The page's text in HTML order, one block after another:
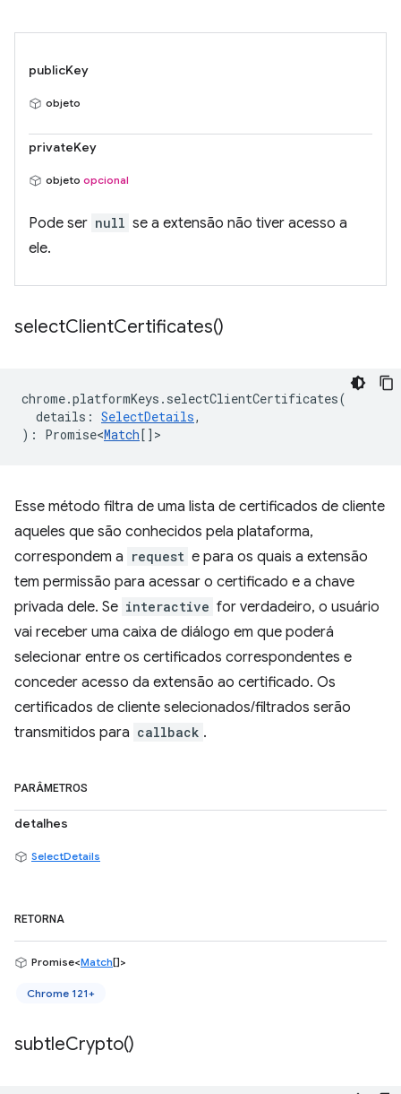
publicKey
objeto
privateKey
objeto opcional
Pode ser null se a extensão não tiver acesso a
ele.
selectClientCertificates()
chrome.platformKeys . selectClientCertificates(
details : SelectDetails,
) : Promise<Match[] >
Esse método filtra de uma lista de certificados de cliente
aqueles que são conhecidos pela plataforma,
correspondem a request e para os quais a extensão
tem permissão para acessar o certificado e a chave
privada dele. Se interactive for verdadeiro, o usuário
vai receber uma caixa de diálogo em que poderá
selecionar entre os certificados correspondentes e
conceder acesso da extensão ao certificado. Os
certificados de cliente selecionados/filtrados serão
transmitidos para callback .
PARÂMETROS
detalhes
SelectDetails
RETORNA
Promise<Match[]>
Chrome 121+
subtleCrypto()